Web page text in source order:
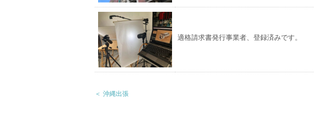
適格請求書発行事業者、登録済みです。
＜ 沖縄出張